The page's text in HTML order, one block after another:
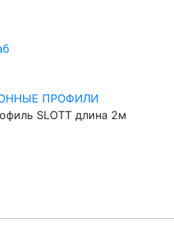
ПРОФИЛИ
SLOTT длина 2м